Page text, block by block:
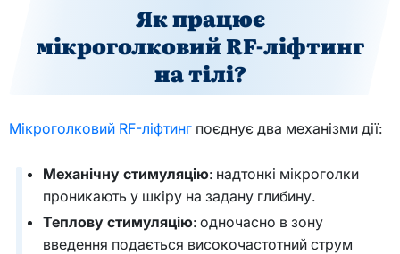
Як працює
мікроголковийRF-ліфтинг
на тілі?
Мікроголковий RF-ліфтинг поєднує два механізми дії:
Механічну стимуляцію: надтонкі мікроголки
проникають у шкіру на задану глибину.
Теплову стимуляцію: одночасно в зону
введення подається високочастотний струм